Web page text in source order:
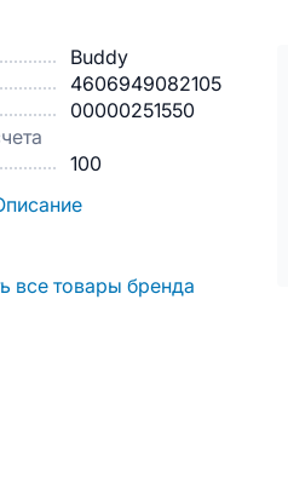
Buddy
4606949082105
00000251550
100
все товары бренда